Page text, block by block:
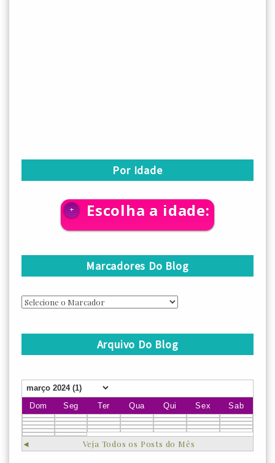
Por Idade
+ Escolha a idade:
Marcadores Do Blog
Arquivo Do Blog
Dom Seg Ter Qua Qui Sex Sab
◄ Veja Todos os Posts do Mês